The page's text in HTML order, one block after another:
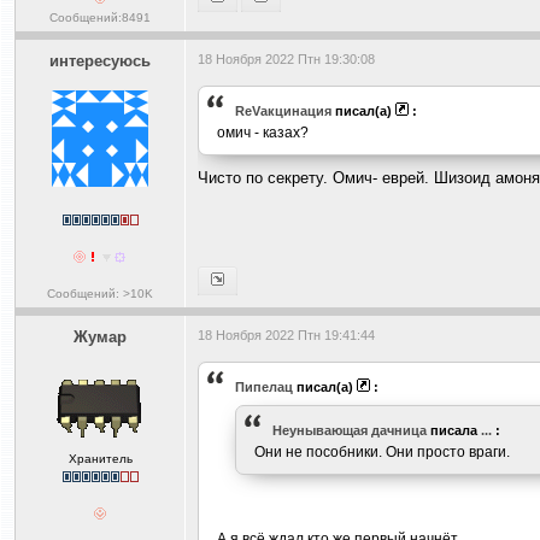
Сообщений:8491
интересуюсь
Сообщений: >10K
18 Ноября 2022 Птн 19:30:08
ReVакцинация писал(а) :
омич - казах?
Чисто по секрету. Омич- еврей. Шизоид
Жумар
Хранитель
18 Ноября 2022 Птн 19:41:44
Пипелац писал(а) :
Heyнывaющая дaчницa писала ... :
Они не пособники. Они просто враги.